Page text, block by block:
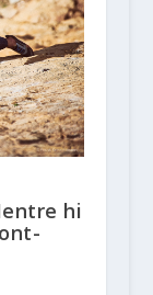
hi